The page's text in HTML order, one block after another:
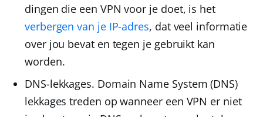
dingen die een VPN voor je doet, is het
verbergen van je IP-adres, dat veel informatie
over jou bevat en tegen je gebruikt kan
worden.
DNS-lekkages. Domain Name System (DNS)
lekkages treden op wanneer een VPN er niet